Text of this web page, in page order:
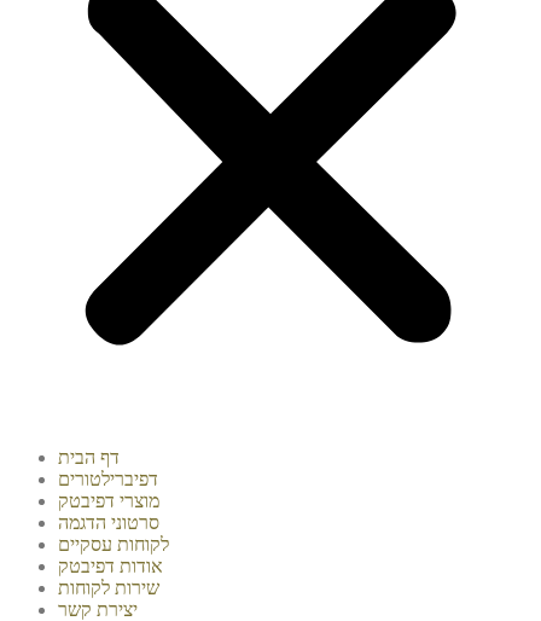
דף הבית
דפיברילטורים
מוצרי דפיבטק
סרטוני הדגמה
לקוחות עסקיים
אודות דפיבטק
שירות לקוחות
יצירת קשר